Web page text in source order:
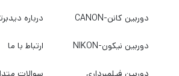
فعالیت هستید قطعاً برای این
های حرفه ای و بی نظیر خلق کنید
دوربین کانن-CANON
دوربین نیکون-NIKON
دوربین فیلمبرداری
درباره
ارتباط با ما
سوالات